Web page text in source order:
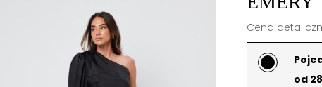
Cena
od